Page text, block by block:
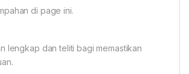
di page ini.
lengkap dan teliti bagi memastikan